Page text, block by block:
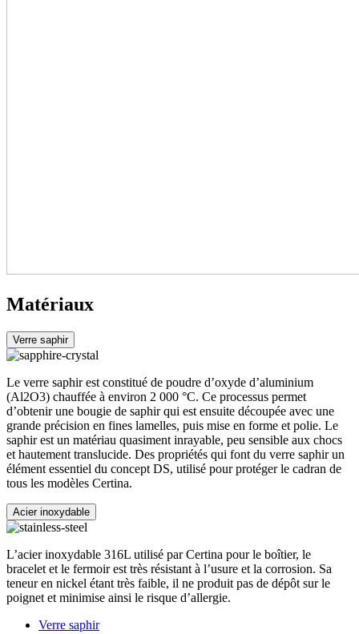
Matériaux
Verre saphir
Le verre saphir est constitué de poudre d’oxyde d’aluminium
(Al2O3) chauffée à environ 2 000 °C. Ce processus permet
d’obtenir une bougie de saphir qui est ensuite découpée avec une
grande précision en fines lamelles, puis mise en forme et polie. Le
saphir est un matériau quasiment inrayable, peu sensible aux chocs
et hautement translucide. Des propriétés qui font du verre saphir un
élément essentiel du concept DS, utilisé pour protéger le cadran de
tous les modèles Certina.
Acier inoxydable
L’acier inoxydable 316L utilisé par Certina pour le boîtier, le
bracelet et le fermoir est très résistant à l’usure et la corrosion. Sa
teneur en nickel étant très faible, il ne produit pas de dépôt sur le
poignet et minimise ainsi le risque d’allergie.
Verre saphir